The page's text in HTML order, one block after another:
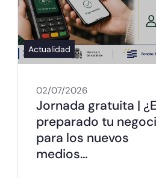
Actualidad
02/07/2026
Jornada gratuita |
preparado tu
para los nuevos
medios…